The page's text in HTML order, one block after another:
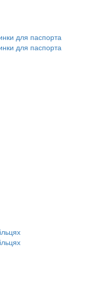
для паспорта
для паспорта